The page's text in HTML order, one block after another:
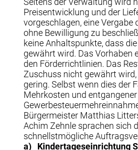
Preisentwicklung und der
vorgeschlagen, eine Vergabe
ohne Bewilligung zu
keine Anhaltspunkte, dass
gewährt wird. Das Vorhaben
den Förderrichtlinien. Das
Zuschuss nicht gewährt
gering. Selbst wenn dies der
Mehrkosten und
Bürgermeister Matthias
Achim Zehnle sprachen sich
schnellstmögliche
a) Kindertageseinrichtung